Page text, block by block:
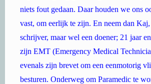
niets fout gedaan. Daar houden we ons
vast, om eerlijk te zijn. En neem dan Kaj,
schrijver, maar wel een doener; 21 jaar
zijn EMT (Emergency Medical
evenals zijn brevet om een eenmotorig
besturen. Onderweg om Paramedic te